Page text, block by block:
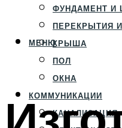
ФУНДАМЕНТ И
ПЕРЕКРЫТИЯ
КРЫША
ПОЛ
ОКНА
КОММУНИКАЦИИ
КАНАЛИЗАЦИЯ
МЕНЮ